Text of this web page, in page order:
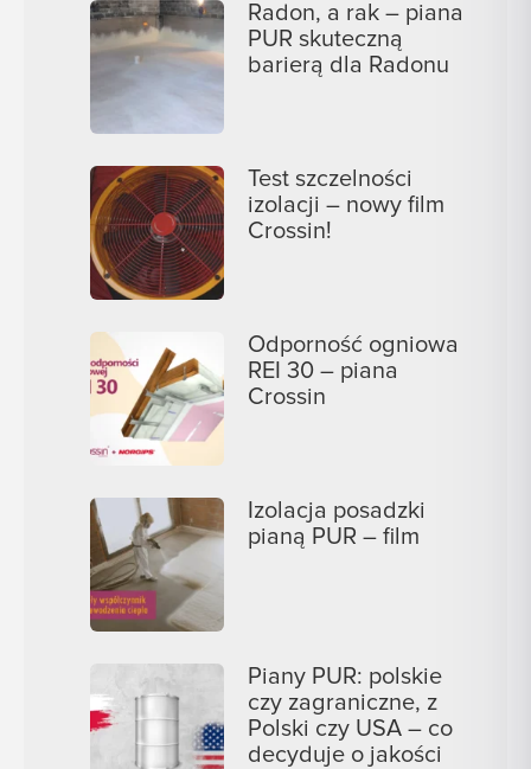
Radon, a rak – piana
PUR skuteczną
barierą dla Radonu
Test szczelności
izolacji – nowy film
Crossin!
Odporność ogniowa
REI 30 – piana
Crossin
Izolacja posadzki
pianą PUR – film
Piany PUR: polskie
czy zagraniczne, z
Polski czy USA – co
decyduje o jakości